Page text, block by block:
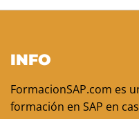
INFO
FormacionSAP.com es
formación en SAP en